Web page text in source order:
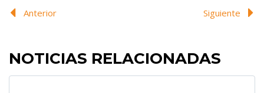
Anterior Siguiente
NOTICIAS RELACIONADAS